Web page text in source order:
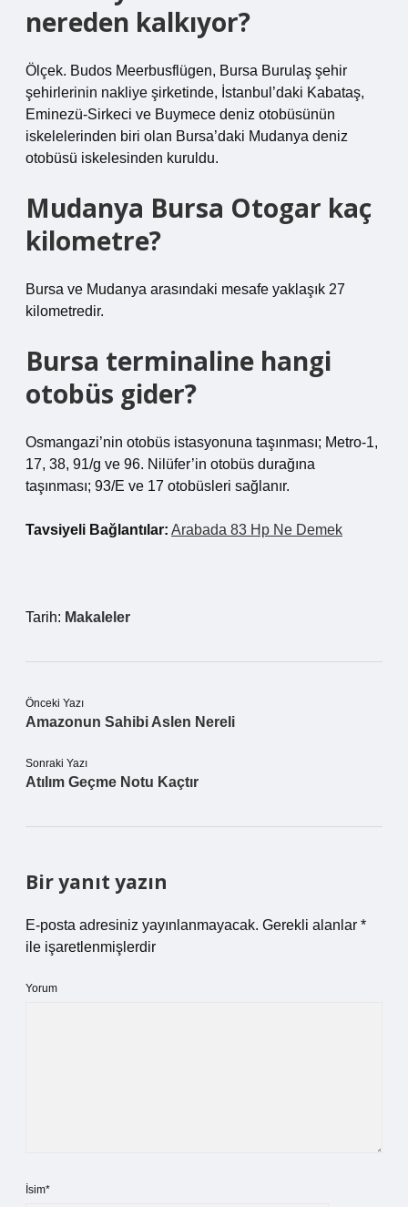
nereden kalkıyor?
Ölçek. Budos Meerbusflügen, Bursa Burulaş şehir
şehirlerinin nakliye şirketinde, İstanbul’daki Kabataş,
Eminezü-Sirkeci ve Buymece deniz otobüsünün
iskelelerinden biri olan Bursa’daki Mudanya deniz
otobüsü iskelesinden kuruldu.
Mudanya Bursa Otogar kaç
kilometre?
Bursa ve Mudanya arasındaki mesafe yaklaşık 27
kilometredir.
Bursa terminaline hangi
otobüs gider?
Osmangazi’nin otobüs istasyonuna taşınması; Metro-1,
17, 38, 91/g ve 96. Nilüfer’in otobüs durağına
taşınması; 93/E ve 17 otobüsleri sağlanır.
Tavsiyeli Bağlantılar: Arabada 83 Hp Ne Demek
Tarih: Makaleler
Önceki Yazı
Amazonun Sahibi Aslen Nereli
Sonraki Yazı
Atılım Geçme Notu Kaçtır
Bir yanıt yazın
E-posta adresiniz yayınlanmayacak. Gerekli alanlar *
ile işaretlenmişlerdir
Yorum
İsim*